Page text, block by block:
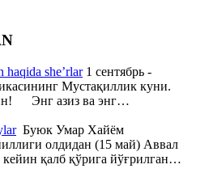
she’rlar1 сентябрь -
Мустақиллик куни.
Энг азиз ва энг…
Буюк Умар Хайём
олдидан (15 май) Аввал
кейин қалб қўрига йўғрилган…